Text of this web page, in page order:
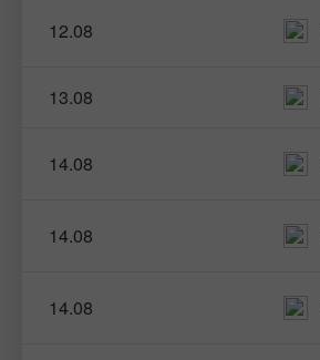
12.08
13.08
14.08
14.08
14.08